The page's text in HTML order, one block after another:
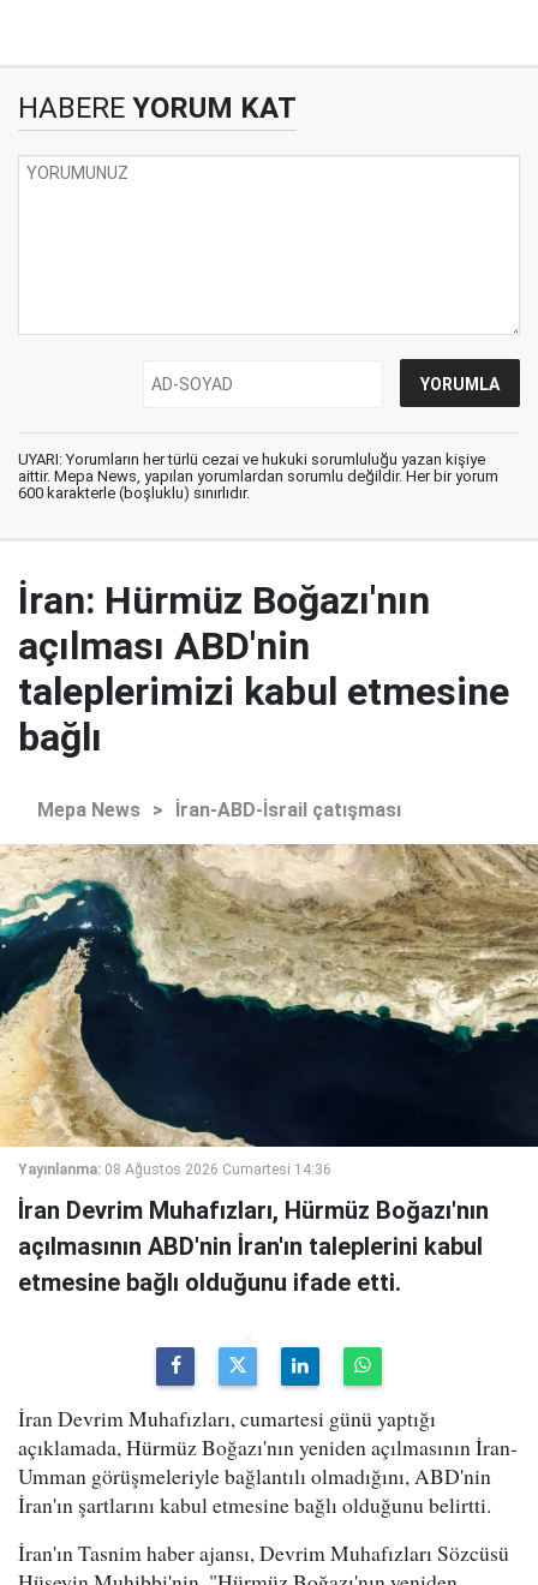
HABERE YORUM KAT
UYARI: Yorumların her türlü cezai ve hukuki sorumluluğu yazan kişiye
aittir. Mepa News, yapılan yorumlardan sorumlu değildir. Her bir yorum
600 karakterle (boşluklu) sınırlıdır.
İran: Hürmüz Boğazı'nın
açılması ABD'nin
taleplerimizi kabul etmesine
bağlı
Mepa News > İran-ABD-İsrail çatışması
Yayınlanma: 08 Ağustos 2026 Cumartesi 14:36
İran Devrim Muhafızları, Hürmüz Boğazı'nın
açılmasının ABD'nin İran'ın taleplerini kabul
etmesine bağlı olduğunu ifade etti.
İran Devrim Muhafızları, cumartesi günü yaptığı
açıklamada, Hürmüz Boğazı'nın yeniden açılmasının İran-
Umman görüşmeleriyle bağlantılı olmadığını, ABD'nin
İran'ın şartlarını kabul etmesine bağlı olduğunu belirtti.
İran'ın Tasnim haber ajansı, Devrim Muhafızları Sözcüsü